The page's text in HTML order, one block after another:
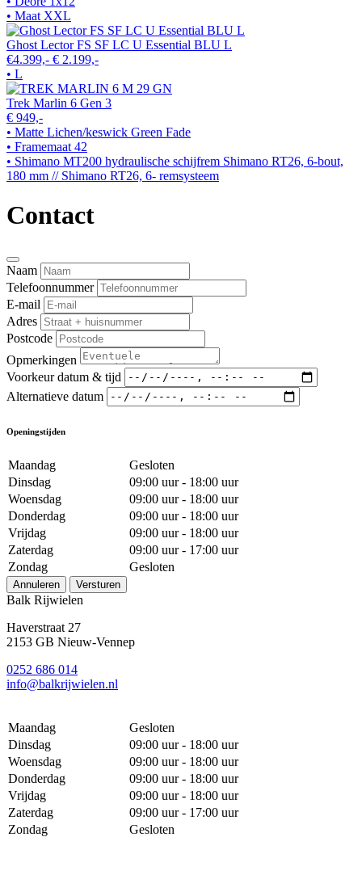
• Maat XXL
Ghost Lector FS SF LC U Essential BLU L
€4.399,- € 2.199,-
• L
Trek Marlin 6 Gen 3
€ 949,-
• Matte Lichen/keswick Green Fade
• Framemaat 42
• Shimano MT200 hydraulische schijfrem Shimano RT26, 6-bout,
180 mm // Shimano RT26, 6- remsysteem
Contact
Naam
Telefoonnummer
E-mail
Adres
Postcode
Opmerkingen
Voorkeur datum & tijd
Alternatieve datum
Openingstijden
Maandag
Gesloten
Dinsdag
09:00 uur - 18:00 uur
Woensdag
09:00 uur - 18:00 uur
Donderdag
09:00 uur - 18:00 uur
Vrijdag
09:00 uur - 18:00 uur
Zaterdag
09:00 uur - 17:00 uur
Zondag
Gesloten
Annuleren Versturen
Balk Rijwielen
Haverstraat 27
2153 GB Nieuw-Vennep
0252 686 014
info@balkrijwielen.nl
Maandag
Gesloten
Dinsdag
09:00 uur - 18:00 uur
Woensdag
09:00 uur - 18:00 uur
Donderdag
09:00 uur - 18:00 uur
Vrijdag
09:00 uur - 18:00 uur
Zaterdag
09:00 uur - 17:00 uur
Zondag
Gesloten